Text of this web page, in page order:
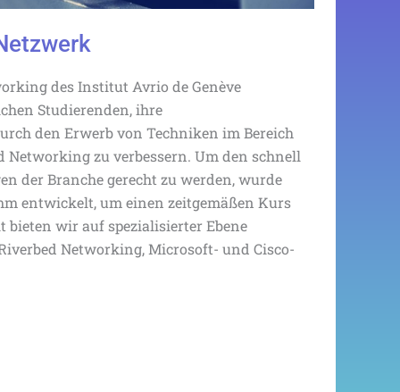
des Institut Avrio de Genève
Studierenden, ihre
den Erwerb von Techniken im Bereich
zu verbessern. Um den schnell
der Branche gerecht zu werden, wurde
entwickelt, um einen zeitgemäßen Kurs
bieten wir auf spezialisierter Ebene
Networking, Microsoft- und Cisco-